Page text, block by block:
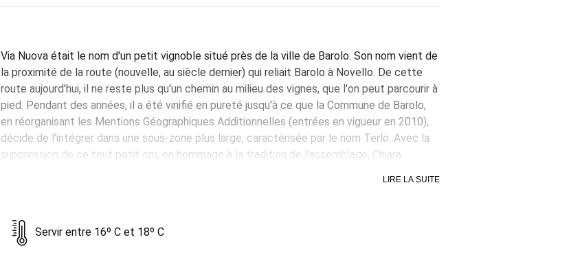
Via Nuova était le nom d'un petit vignoble situé près de la ville de Barolo. Son nom vient de
la proximité de la route (nouvelle, au siècle dernier) qui reliait Barolo à Novello. De cette
route aujourd'hui, il ne reste plus qu'un chemin au milieu des vignes, que l'on peut parcourir à
pied. Pendant des années, il a été vinifié en pureté jusqu'à ce que la Commune de Barolo,
en réorganisant les Mentions Géographiques Additionnelles (entrées en vigueur en 2010),
décide de l'intégrer dans une sous-zone plus large, caractérisée par le nom Terlo. Avec la
suppression de ce tout petit cru, en hommage à la tradition de l'assemblage, Chiara
LIRE LA SUITE
Servir entre 16º C et 18º C